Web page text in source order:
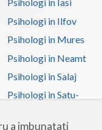
a imbunatati
Psihologi in Iasi
Psihologi in Ilfov
Psihologi in Mures
Psihologi in Neamt
Psihologi in Salaj
Psihologi in Satu-